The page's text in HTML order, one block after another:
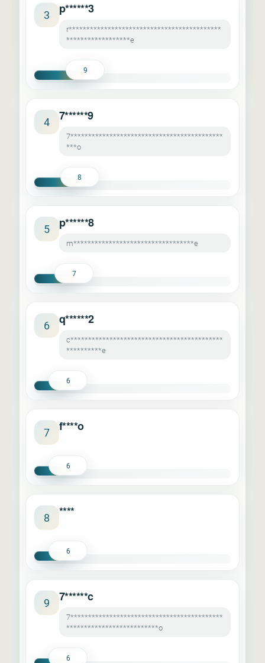
3 p******3
r*******************************************
******************e
9
4 7******9
7*******************************************
***o
8
5 p******8
m**********************************e
7
6 q******2
c*******************************************
**********e
6
7 f****o
6
8 ****
6
9 7******c
7*******************************************
**************************o
6